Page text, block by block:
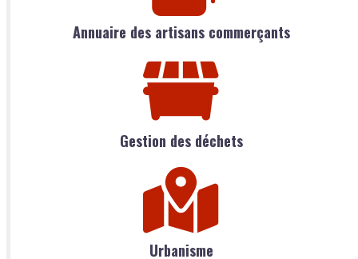
Annuaire des artisans commerçants
Gestion des déchets
Urbanisme